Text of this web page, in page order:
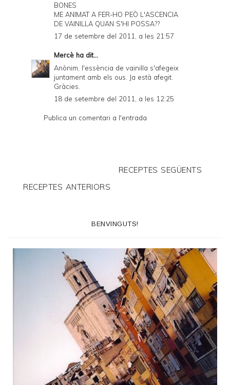
BONES
ME ANIMAT A FER-HO PEÒ L'ASCENCIA
DE VAINILLA QUAN S'HI POSSA??
17 de setembre del 2011, a les 21:57
Mercè ha dit...
Anònim, l'essència de vainilla s'afegeix
juntament amb els ous. Ja està afegit.
Gràcies.
18 de setembre del 2011, a les 12:25
Publica un comentari a l'entrada
RECEPTES SEGÜENTS
RECEPTES ANTERIORS
BENVINGUTS!